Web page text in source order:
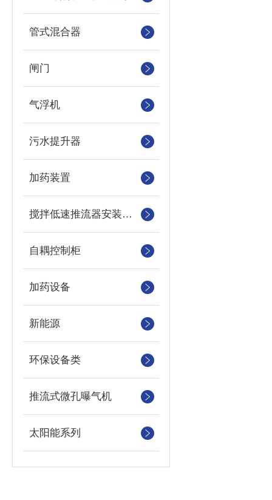
管式混合器
闸门
气浮机
污水提升器
加药装置
搅拌低速推流器安装系统
自耦控制柜
加药设备
新能源
环保设备类
推流式微孔曝气机
太阳能系列